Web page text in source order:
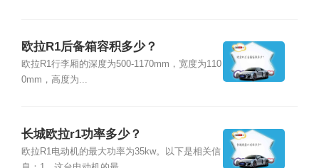
欧拉R1后备箱容积多少？
欧拉R1行李厢的深度为500-1170mm，宽度为110
0mm，高度为...
长城欧拉r1功率多少？
欧拉R1电动机的最大功率为35kw。以下是相关信